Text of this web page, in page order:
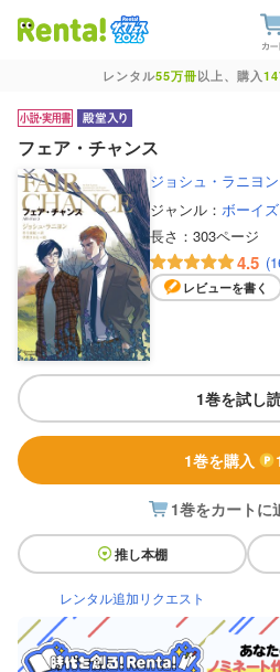
レンタル55万冊以上、購入
フェア・チャンス
ジョシュ・ラニヨン
ジャンル： ボーイ
長さ： 303ページ
4.5
レビューを書く
1巻を試し
1巻を購入
1巻をカートに
推し本棚
レンタル追加リクエスト